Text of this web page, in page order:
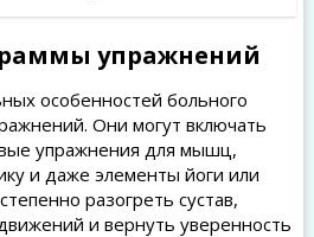
упражнений
особенностей больного
Они могут включать
упражнения для мышц,
и даже элементы йоги или
разогреть сустав,
и вернуть уверенность